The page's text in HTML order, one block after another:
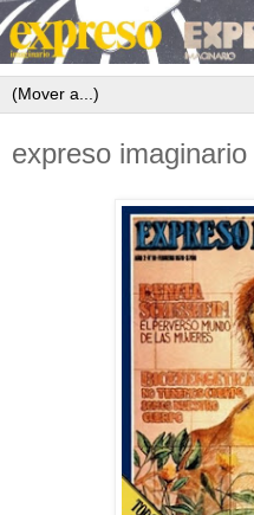
expreso imaginario